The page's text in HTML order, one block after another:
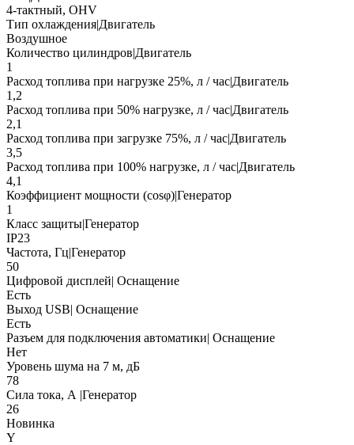
4-тактный, OHV
Тип охлаждения|Двигатель
Воздушное
Количество цилиндров|Двигатель
1
Расход топлива при нагрузке 25%, л / час|Двигатель
1,2
Расход топлива при 50% нагрузке, л / час|Двигатель
2,1
Расход топлива при загрузке 75%, л / час|Двигатель
3,5
Расход топлива при 100% нагрузке, л / час|Двигатель
4,1
Коэффициент мощности (cosφ)|Генератор
1
Класс защиты|Генератор
IP23
Частота, Гц|Генератор
50
Цифровой дисплей| Оснащение
Есть
Выход USB| Оснащение
Есть
Разъем для подключения автоматики| Оснащение
Нет
Уровень шума на 7 м, дБ
78
Сила тока, А |Генератор
26
Новинка
Y